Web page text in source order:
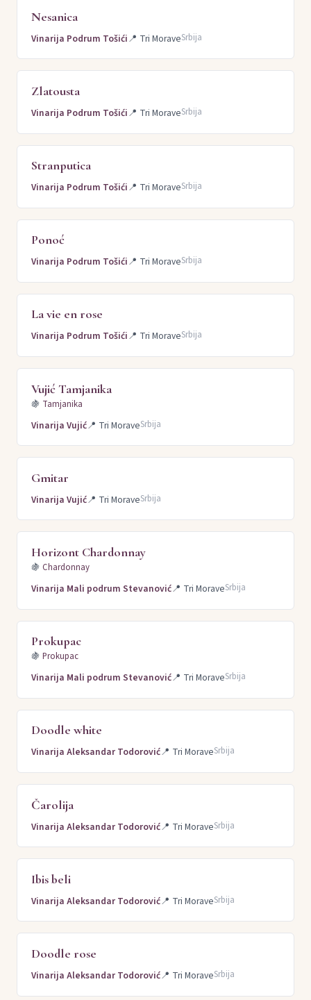
Nesanica
Vinarija Podrum Tošići📍 Tri MoraveSrbija
Zlatousta
Vinarija Podrum Tošići📍 Tri MoraveSrbija
Stranputica
Vinarija Podrum Tošići📍 Tri MoraveSrbija
Ponoć
Vinarija Podrum Tošići📍 Tri MoraveSrbija
La vie en rose
Vinarija Podrum Tošići📍 Tri MoraveSrbija
Vujić Tamjanika
🍇 Tamjanika
Vinarija Vujić📍 Tri MoraveSrbija
Gmitar
Vinarija Vujić📍 Tri MoraveSrbija
Horizont Chardonnay
🍇 Chardonnay
Vinarija Mali podrum Stevanović📍 Tri MoraveSrbija
Prokupac
🍇 Prokupac
Vinarija Mali podrum Stevanović📍 Tri MoraveSrbija
Doodle white
Vinarija Aleksandar Todorović📍 Tri MoraveSrbija
Čarolija
Vinarija Aleksandar Todorović📍 Tri MoraveSrbija
Ibis beli
Vinarija Aleksandar Todorović📍 Tri MoraveSrbija
Doodle rose
Vinarija Aleksandar Todorović📍 Tri MoraveSrbija